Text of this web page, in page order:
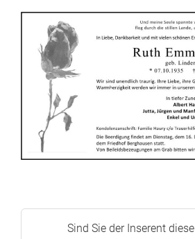
Sind Sie der Inserent